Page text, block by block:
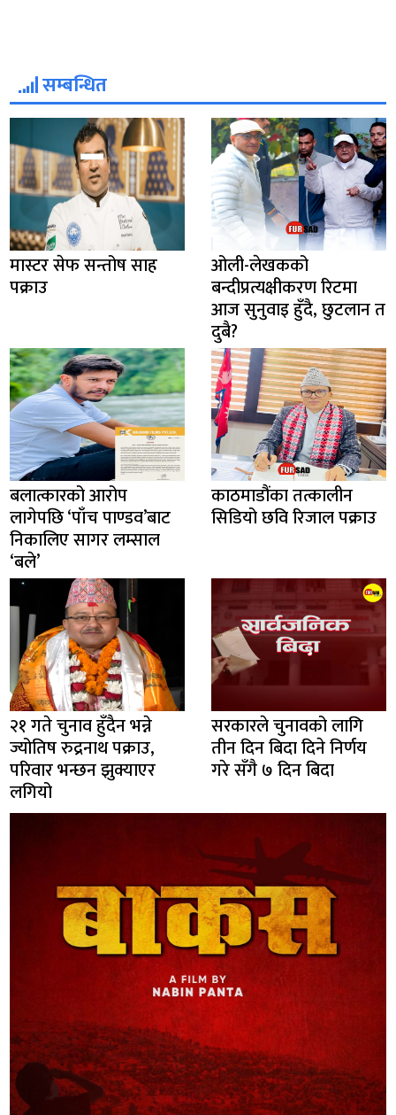
सम्बन्धित
मास्टर सेफ सन्तोष साह
पक्राउ
ओली-लेखकको
बन्दीप्रत्यक्षीकरण रिटमा
आज सुनुवाइ हुँदै, छुटलान त
दुबै?
बलात्कारको आरोप
लागेपछि ‘पाँच पाण्डव’बाट
निकालिए सागर लम्साल
‘बले’
काठमाडौंका तत्कालीन
सिडियो छवि रिजाल पक्राउ
२१ गते चुनाव हुँदैन भन्ने
ज्योतिष रुद्रनाथ पक्राउ,
परिवार भन्छन झुक्याएर
लगियो
सरकारले चुनावको लागि
तीन दिन बिदा दिने निर्णय
गरे सँगै ७ दिन बिदा